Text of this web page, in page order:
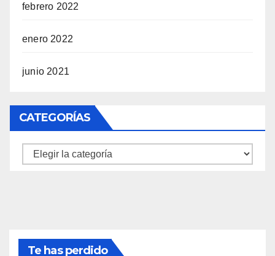
febrero 2022
enero 2022
junio 2021
CATEGORÍAS
Categorías
Te has perdido